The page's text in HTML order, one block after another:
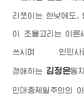
리쪼이는 한낮에도,
이 조을고리는 이
쓰시며 인민
경애하는 김정은동
민대중제일주의의